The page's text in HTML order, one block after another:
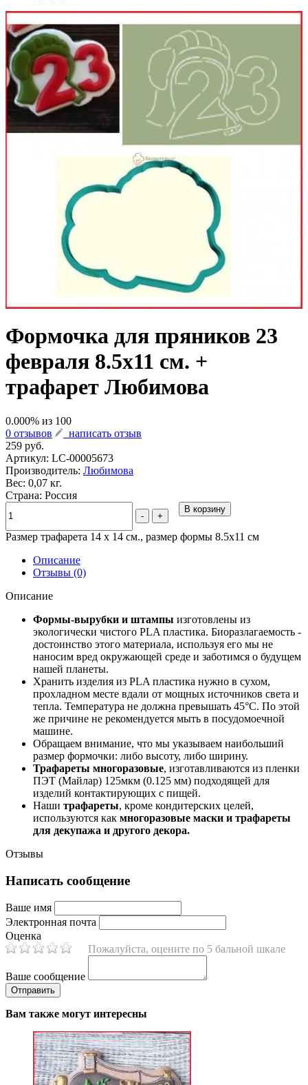
Формочка для пряников 23
февраля 8.5х11 см. +
трафарет Любимова
0.000% из 100
0 отзывов
написать отзыв
259 руб.
Артикул: LC-00005673
Производитель: Любимова
Вес: 0,07 кг.
Страна: Россия
- +
В корзину
Размер трафарета 14 х 14 см., размер формы 8.5х11 см
Описание
Отзывы (0)
Описание
Формы-вырубки и штампы изготовлены из
экологически чистого PLA пластика. Биоразлагаемость -
достоинство этого материала, используя его мы не
наносим вред окружающей среде и заботимся о будущем
нашей планеты.
Хранить изделия из PLA пластика нужно в сухом,
прохладном месте вдали от мощных источников света и
тепла. Температура не должна превышать 45°С. По этой
же причине не рекомендуется мыть в посудомоечной
машине.
Обращаем внимание, что мы указываем наибольший
размер формочки: либо высоту, либо ширину.
Трафареты многоразовые, изготавливаются из пленки
ПЭТ (Майлар) 125мкм (0.125 мм) подходящей для
изделий контактирующих с пищей.
Наши трафареты, кроме кондитерских целей,
используются как многоразовые маски и трафареты
для декупажа и другого декора.
Отзывы
Написать сообщение
Ваше имя
Электронная почта
Оценка
Пожалуйста, оцените по 5 бальной шкале
Ваше сообщение
Вам также могут интересны